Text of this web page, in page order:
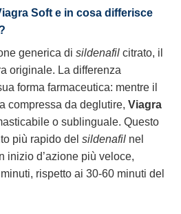
Soft e in cosa differisce
generica di sildenafil citrato, il
originale. La differenza
forma farmaceutica: mentre il
compressa da deglutire, Viagra
o sublinguale. Questo
più rapido del sildenafil nel
inizio d’azione più veloce,
rispetto ai 30-60 minuti del